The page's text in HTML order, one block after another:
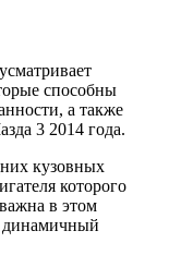
способны
а также
3 2014 года.
кузовных
которого
в этом
динамичный